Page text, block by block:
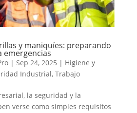
y maniquíes: preparando
emergencias
| Sep 24, 2025 | Higiene y
Industrial, Trabajo
la seguridad y la
verse como simples requisitos